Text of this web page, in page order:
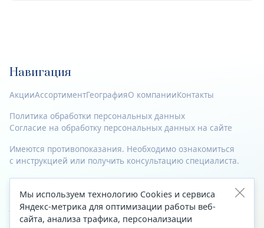
Навигация
АкцииАссортиментГеографияО компанииКонтакты
Политика обработки персональных данных
Согласие на обработку персональных данных на сайте
Имеются противопоказания. Необходимо ознакомиться
с инструкцией или получить консультацию специалиста.
© 2023—2026 Все права защищены.
Адрес
Мы используем технологию Cookies и сервиса
Яндекс-метрика для оптимизации работы веб-
сайта, анализа трафика, персонализации